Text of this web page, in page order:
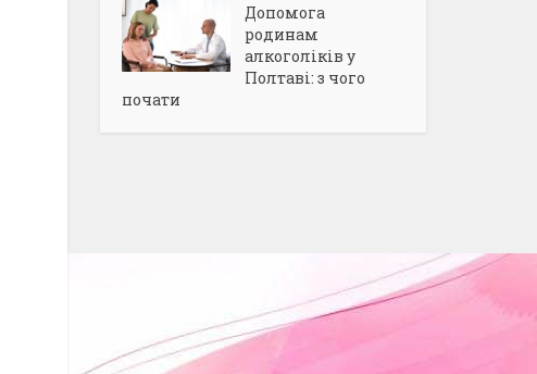
Допомога
родинам
алкоголіків у
Полтаві: з чого
почати